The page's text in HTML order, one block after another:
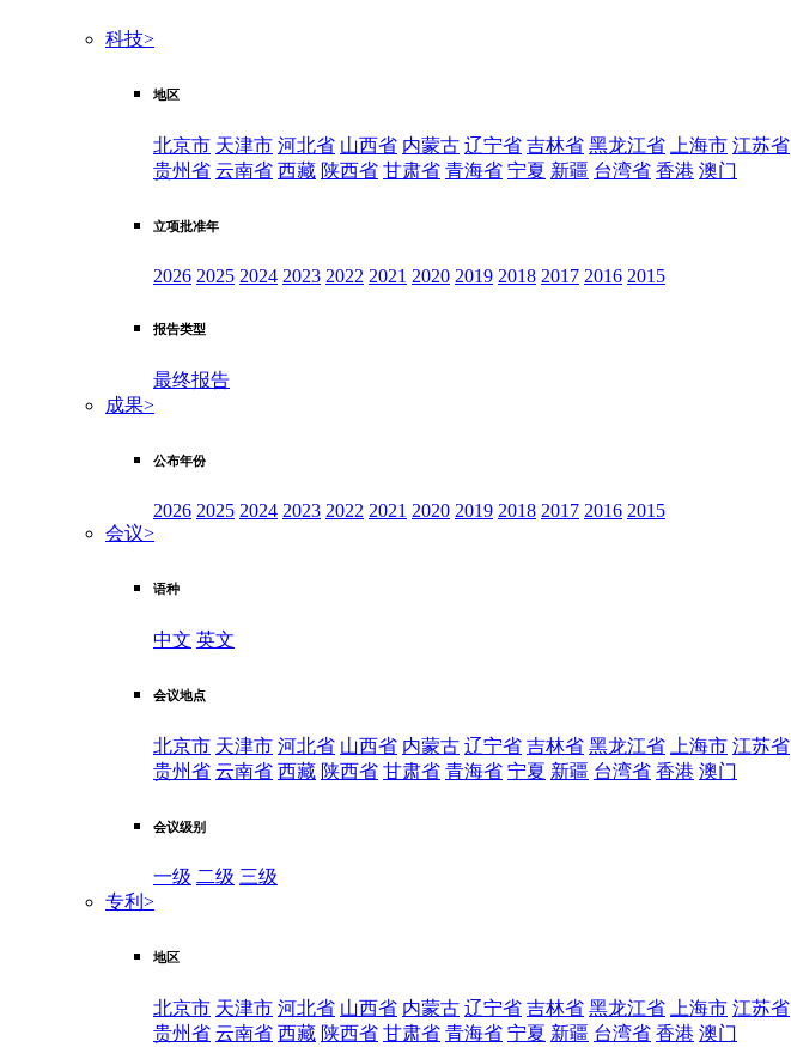
科技>
地区
北京市 天津市 河北省 山西省 内蒙古 辽宁省 吉林省 黑龙江省 上海市 江苏省
贵州省 云南省 西藏 陕西省 甘肃省 青海省 宁夏 新疆 台湾省 香港 澳门
立项批准年
2026 2025 2024 2023 2022 2021 2020 2019 2018 2017 2016 2015
报告类型
最终报告
成果>
公布年份
2026 2025 2024 2023 2022 2021 2020 2019 2018 2017 2016 2015
会议>
语种
中文 英文
会议地点
北京市 天津市 河北省 山西省 内蒙古 辽宁省 吉林省 黑龙江省 上海市 江苏省
贵州省 云南省 西藏 陕西省 甘肃省 青海省 宁夏 新疆 台湾省 香港 澳门
会议级别
一级 二级 三级
专利 >
地区
北京市 天津市 河北省 山西省 内蒙古 辽宁省 吉林省 黑龙江省 上海市 江苏省
贵州省 云南省 西藏 陕西省 甘肃省 青海省 宁夏 新疆 台湾省 香港 澳门